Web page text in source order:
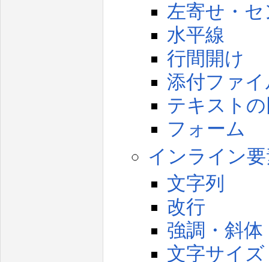
左寄せ・
水平線
行間開け
添付ファ
テキスト
フォーム
インライン
文字列
改行
強調・斜体
文字サイズ